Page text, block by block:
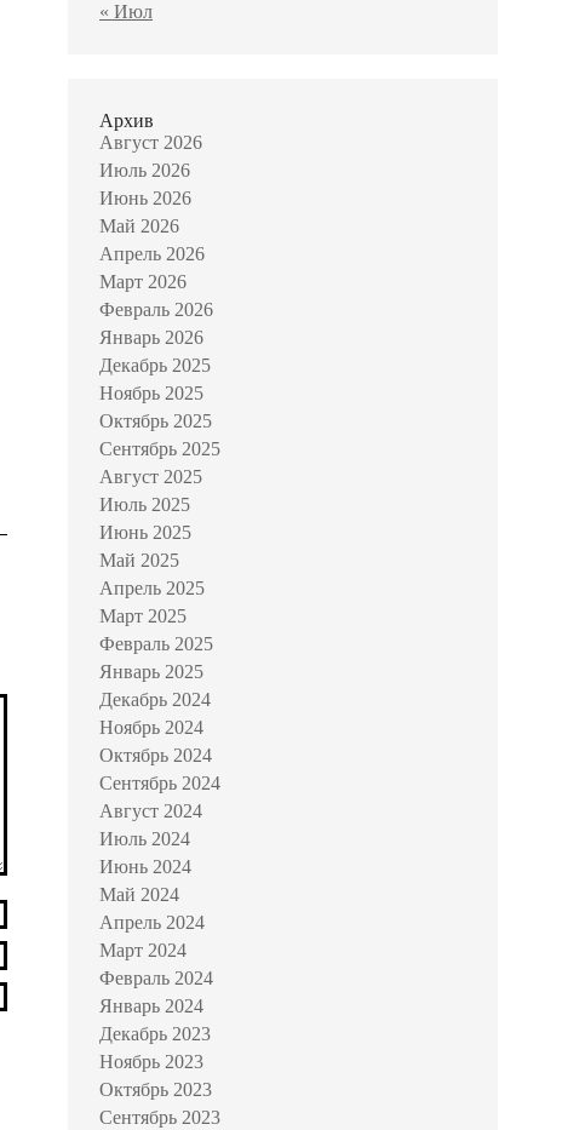
« Июл
Архив
Август 2026
Июль 2026
Июнь 2026
Май 2026
Апрель 2026
Март 2026
Февраль 2026
Январь 2026
Декабрь 2025
Ноябрь 2025
Октябрь 2025
Сентябрь 2025
Август 2025
Июль 2025
Июнь 2025
Май 2025
Апрель 2025
Март 2025
Февраль 2025
Январь 2025
Декабрь 2024
Ноябрь 2024
Октябрь 2024
Сентябрь 2024
Август 2024
Июль 2024
Июнь 2024
Май 2024
Апрель 2024
Март 2024
Февраль 2024
Январь 2024
Декабрь 2023
Ноябрь 2023
Октябрь 2023
Сентябрь 2023